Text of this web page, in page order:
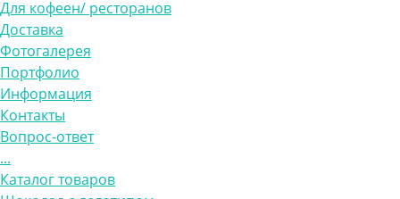
Для кофеен/ ресторанов
Доставка
Фотогалерея
Портфолио
Информация
Контакты
Вопрос-ответ
...
Каталог товаров